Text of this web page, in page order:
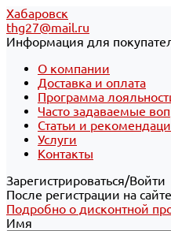
Хабаровск
thg27@mail.ru
Информация для
О компании
Доставка и оплата
Программа
Часто задаваемые
Статьи и
Услуги
Контакты
Зарегистрироваться/Войти
После регистрации на
Подробно о дисконтной
Имя